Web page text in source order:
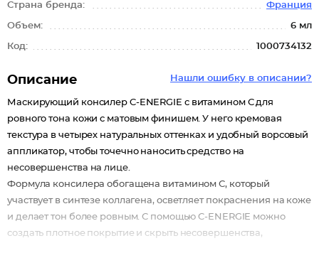
Страна бренда: Франция
Объем: 6 мл
Код: 1000734132
Нашли ошибку в описании?
Описание
Маскирующий консилер C-ENERGIE с витамином С для
ровного тона кожи с матовым финишем. У него кремовая
текстура в четырех натуральных оттенках и удобный ворсовый
аппликатор, чтобы точечно наносить средство на
несовершенства на лице.
Формула консилера обогащена витамином С, который
участвует в синтезе коллагена, осветляет покраснения на коже
и делает тон более ровным. С помощью C-ENERGIE можно
создать плотное покрытие и скрыть несовершенства,